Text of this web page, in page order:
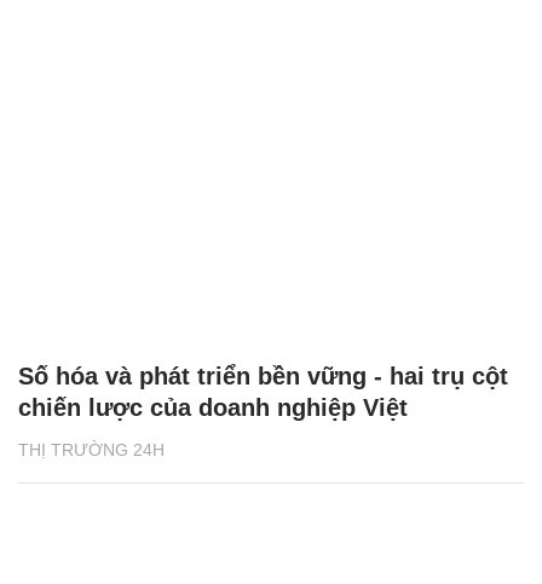
THỊ TRƯỜNG 24H
Số hóa và phát triển bền vững - hai trụ cột
chiến lược của doanh nghiệp Việt